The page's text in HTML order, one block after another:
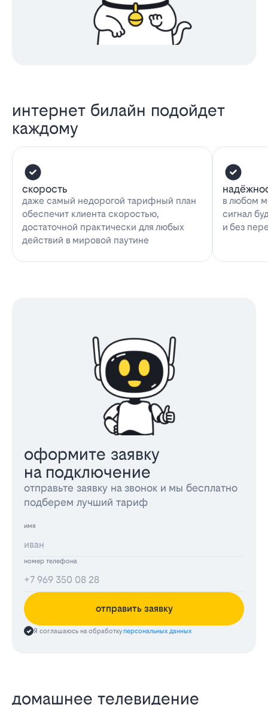
интернет билайн подойдет
каждому
скорость
даже самый недорогой тарифный план
обеспечит клиента скоростью,
достаточной практически для любых
действий в мировой паутине
в любом
сигнал
и без
оформите заявку
на подключение
отправьте заявку на звонок и мы бесплатно
подберем лучший тариф
имя
номер телефона
отправить заявку
Я соглашаюсь на обработкуперсональных данных
домашнее телевидение